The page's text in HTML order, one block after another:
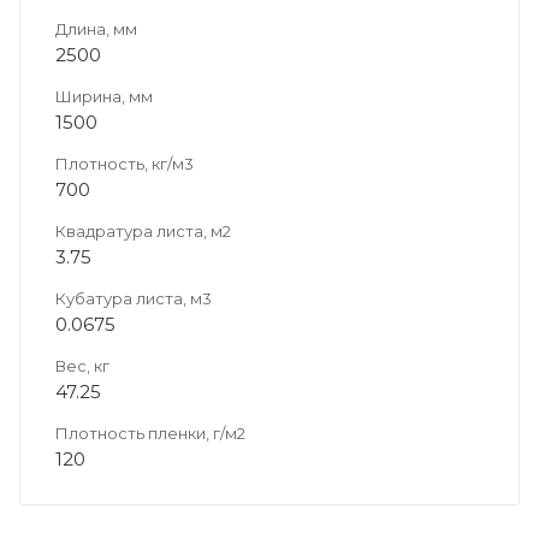
Длина, мм
2500
Ширина, мм
1500
Плотность, кг/м3
700
Квадратура листа, м2
3.75
Кубатура листа, м3
0.0675
Вес, кг
47.25
Плотность пленки, г/м2
120